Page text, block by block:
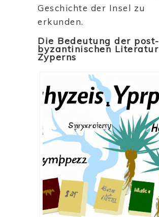
Geschichte der Insel zu
erkunden.
Die Bedeutung der post-
byzantinischen Literatur
Zyperns